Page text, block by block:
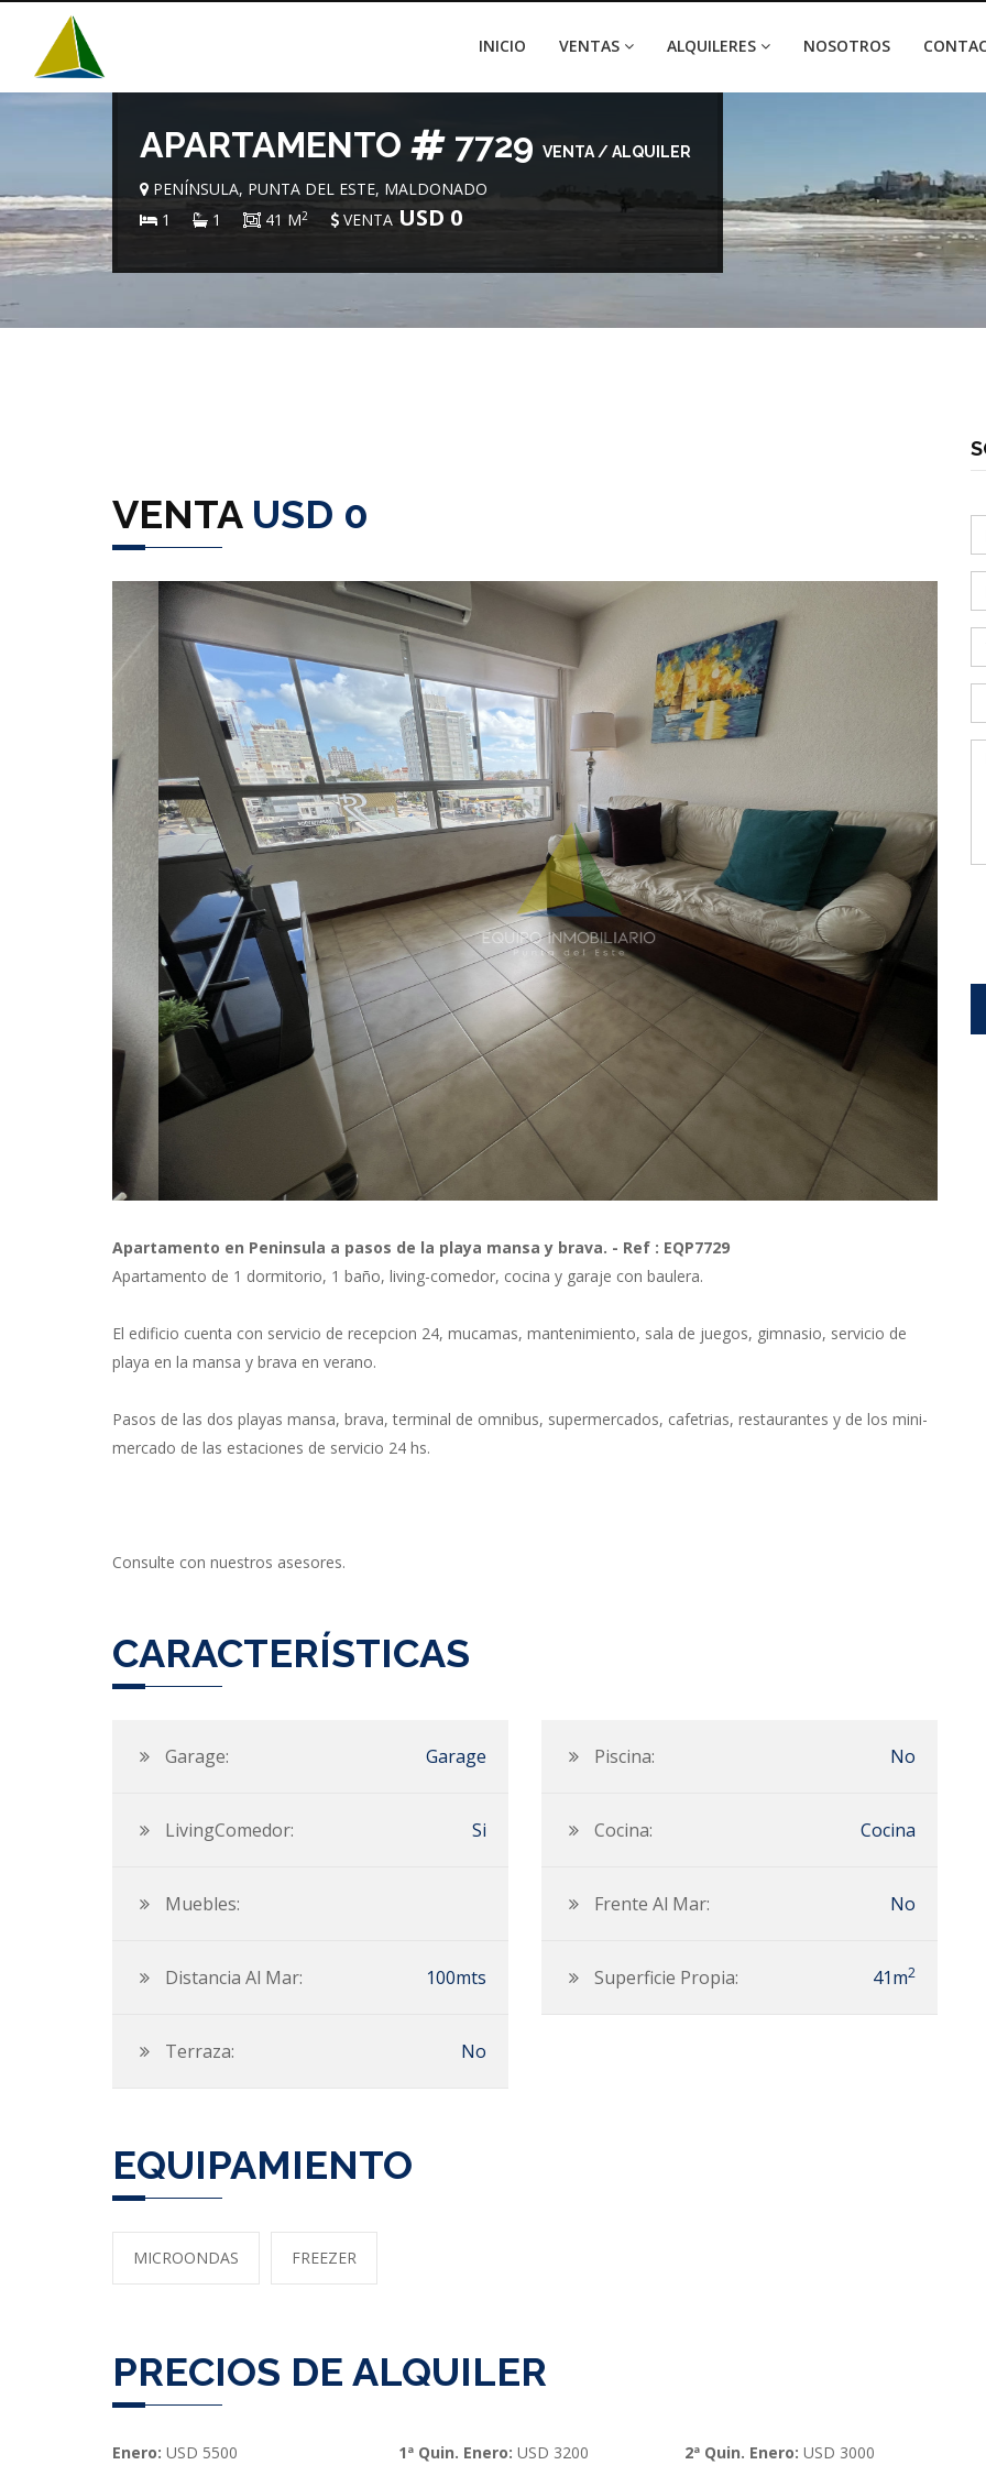
INICIO VENTAS ALQUILERES NOSOTROS
APARTAMENTO 7729 VENTA / ALQUILER
PENÍNSULA, PUNTA DEL ESTE, MALDONADO
1
1 41 M2 VENTAUSD 0
VENTAUSD 0
Apartamento en Peninsula a pasos de la playa mansa y brava. - Ref : EQP7729
Apartamento de 1 dormitorio, 1 baño, living-comedor, cocina y garaje con baulera.
El edificio cuenta con servicio de recepcion 24, mucamas, mantenimiento, sala de juegos, gimnasio, servicio de
playa en la mansa y brava en verano.
Pasos de las dos playas mansa, brava, terminal de omnibus, supermercados, cafetrias, restaurantes y de los mini-
mercado de las estaciones de servicio 24 hs.
Consulte con nuestros asesores.
CARACTERÍSTICAS
Garage: Garage Piscina: No
LivingComedor: Si Cocina: Cocina
Muebles: Frente Al Mar: No
Distancia Al Mar: 100mts Superficie Propia: 41m2
Terraza: No
EQUIPAMIENTO
MICROONDAS FREEZER
PRECIOS DE ALQUILER
Enero: USD 5500 1ª Quin. Enero: USD 3200 2ª Quin. Enero: USD 3000